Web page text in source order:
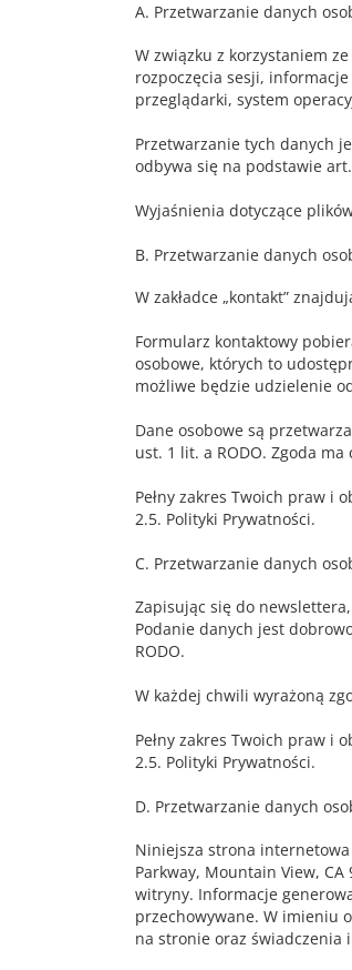
A. Przetwarzanie danych
W związku z korzystaniem
rozpoczęcia sesji,
przeglądarki, system
Przetwarzanie tych danych
odbywa się na podstawie
Wyjaśnienia dotyczące
B. Przetwarzanie danych
W zakładce „kontakt”
Formularz kontaktowy
osobowe, których to
możliwe będzie udzielenie
Dane osobowe są
ust. 1 lit. a RODO. Zgoda
Pełny zakres Twoich praw i
2.5. Polityki Prywatności.
C. Przetwarzanie danych
Zapisując się do
Podanie danych jest
RODO.
W każdej chwili wyrażoną
Pełny zakres Twoich praw i
2.5. Polityki Prywatności.
D. Przetwarzanie danych
Niniejsza strona
Parkway, Mountain View,
witryny. Informacje
przechowywane. W imieniu
na stronie oraz świadczenia